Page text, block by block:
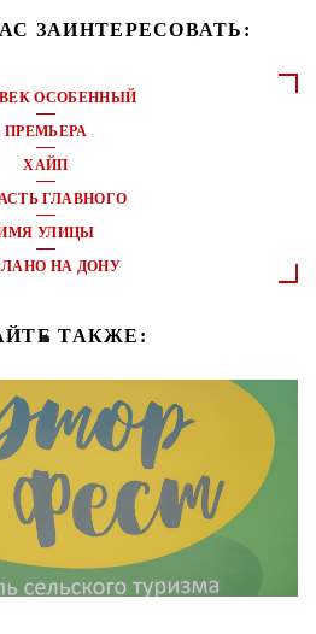
ЗАИНТЕРЕСОВАТЬ:
ОСОБЕННЫЙ
ПРЕМЬЕРА
ХАЙП
ГЛАВНОГО
УЛИЦЫ
НА ДОНУ
ТАКЖЕ: